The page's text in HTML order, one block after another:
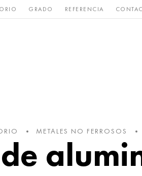
GRADO REFERENCIA
acero Raro y
METALES NO FERROSOS